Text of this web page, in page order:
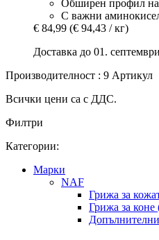
Обширен профил на
С важни
€ 84,99 (€ 94,43 / кг)
Доставка до 01. септември
Производителност : 9 Артикул
Всички цени са с ДДС.
Филтри
Категории:
Марки
NAF
Грижа за
Грижа за коне